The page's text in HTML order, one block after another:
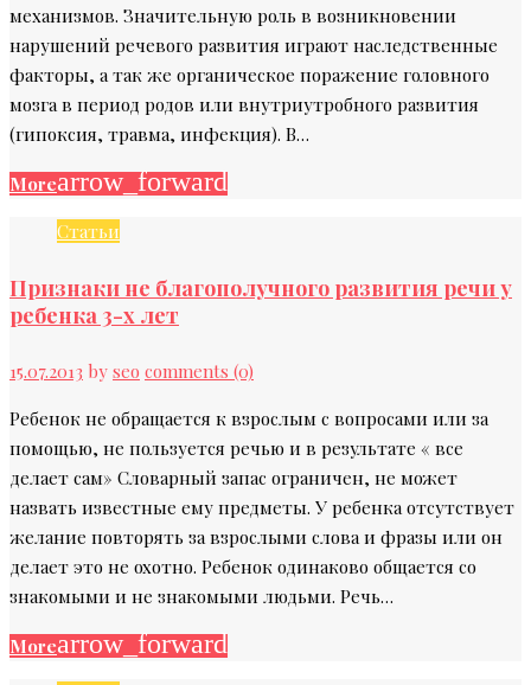
механизмов. Значительную роль в возникновении
нарушений речевого развития играют наследственные
факторы, а так же органическое поражение головного
мозга в период родов или внутриутробного развития
(гипоксия, травма, инфекция). В…
Morearrow_forward
Статьи
Признаки не благополучного развития речи у
ребенка 3-х лет
15.07.2013 by seo comments (0)
Ребенок не обращается к взрослым с вопросами или за
помощью, не пользуется речью и в результате « все
делает сам» Словарный запас ограничен, не может
назвать известные ему предметы. У ребенка отсутствует
желание повторять за взрослыми слова и фразы или он
делает это не охотно. Ребенок одинаково общается со
знакомыми и не знакомыми людьми. Речь…
Morearrow_forward